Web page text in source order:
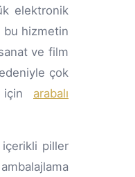
elektronik
bu hizmetin
ve film
çok
için arabalı
içerikli piller